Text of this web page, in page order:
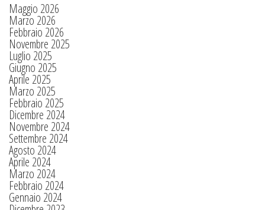
Maggio 2026
Marzo 2026
Febbraio 2026
Novembre 2025
Luglio 2025
Giugno 2025
Aprile 2025
Marzo 2025
Febbraio 2025
Dicembre 2024
Novembre 2024
Settembre 2024
Agosto 2024
Aprile 2024
Marzo 2024
Febbraio 2024
Gennaio 2024